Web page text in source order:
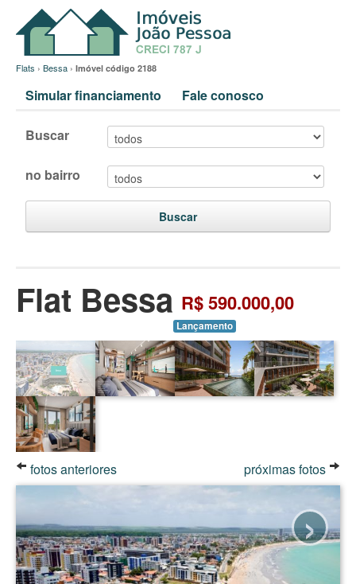
Flats › Bessa › Imóvel código 2188
Simular financiamento Fale conosco
Buscar
no bairro
Buscar
Flat Bessa R$ 590.000,00
Lançamento
fotos anteriores próximas fotos
›